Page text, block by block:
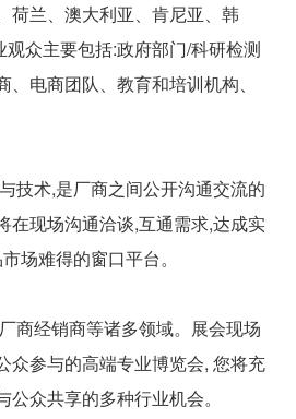
荷兰、澳大利亚、肯尼亚、韩
众主要包括:政府部门/科研检测
电商团队、教育和培训机构、
技术,是厂商之间公开沟通交流的
在现场沟通洽谈,互通需求,达成实
场难得的窗口平台。
商经销商等诸多领域。展会现场
众参与的高端专业博览会, 您将充
众共享的多种行业机会。